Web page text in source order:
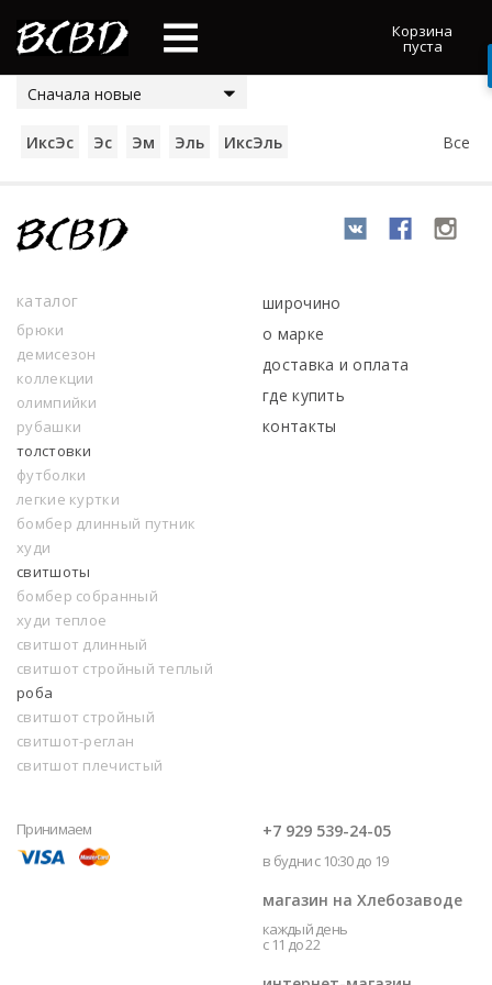
Корзина
пуста
Сначала новые
ИксЭс Эс Эм Эль ИксЭль Все
каталог
брюки
демисезон
коллекции
олимпийки
рубашки
толстовки
футболки
легкие куртки
бомбер длинный путник
худи
свитшоты
бомбер собранный
худи теплое
свитшот длинный
свитшот стройный теплый
роба
свитшот стройный
свитшот-реглан
свитшот плечистый
широчино
о марке
доставка и оплата
где купить
контакты
Принимаем +7 929 539-24-05
в будни с 10:30 до 19
магазин на Хлебозаводе
каждый день
с 11 до 22